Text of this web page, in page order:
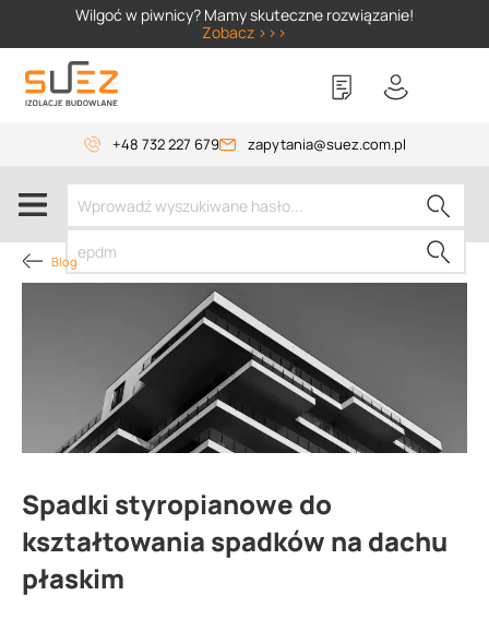
Wilgoć w piwnicy? Mamy skuteczne rozwiązanie!
Zobacz >>>
+48 732 227 679 zapytania@suez.com.pl
Blog
Spadki styropianowe do
kształtowania spadków na dachu
płaskim